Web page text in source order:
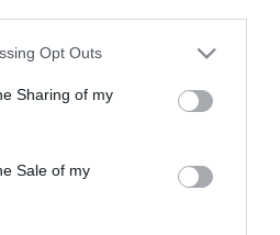
app uses one or more Google
behaviour. You may click to
and its third-party tags to
purposes in below Google
Opt Outs
Sharing of my
Sale of my